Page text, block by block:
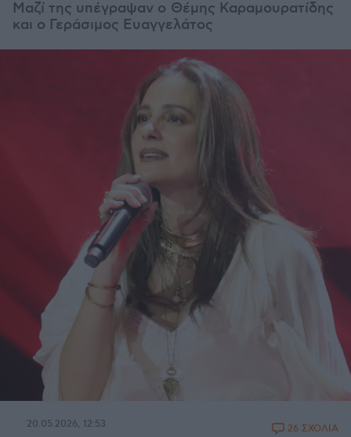
Μαζί της υπέγραψαν ο Θέμης Καραμουρατίδης
και ο Γεράσιμος Ευαγγελάτος
20.05.2026, 12:53 26 ΣΧΟΛΙΑ